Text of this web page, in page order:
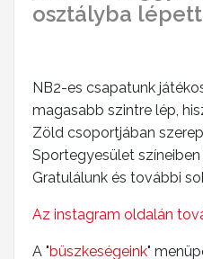
osztályba
NB2-es csapatunk
magasabb szintre lép,
Zöld csoportjában
Sportegyesület
Gratulálunk és további
Az instagram oldalán
A "büszkeségeink"